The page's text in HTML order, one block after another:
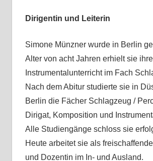
Dirigentin und Leiterin
Simone Münzner wurde in Berlin
Alter von acht Jahren erhielt sie
Instrumentalunterricht im Fach
Nach dem Abitur studierte sie in
Berlin die Fächer Schlagzeug /
Dirigat, Komposition und
Alle Studiengänge schloss sie
Heute arbeitet sie als
und Dozentin im In- und Ausland.